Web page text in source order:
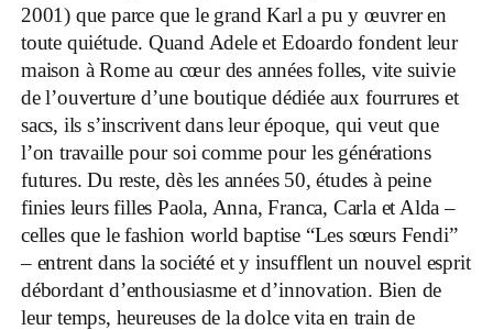
2001) que parce que le grand Karl a pu y œuvrer en
toute quiétude. Quand Adele et Edoardo fondent leur
maison à Rome au cœur des années folles, vite suivie
de l’ouverture d’une boutique dédiée aux fourrures et
sacs, ils s’inscrivent dans leur époque, qui veut que
l’on travaille pour soi comme pour les générations
futures. Du reste, dès les années 50, études à peine
finies leurs filles Paola, Anna, Franca, Carla et Alda –
celles que le fashion world baptise “Les sœurs Fendi”
– entrent dans la société et y insufflent un nouvel esprit
débordant d’enthousiasme et d’innovation. Bien de
leur temps, heureuses de la dolce vita en train de